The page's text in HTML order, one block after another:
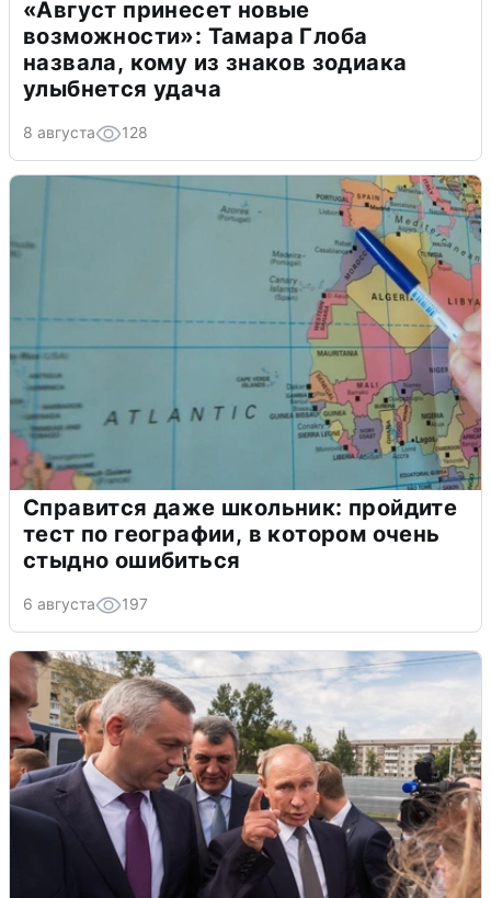
«Август принесет новые
возможности»: Тамара Глоба
назвала, кому из знаков зодиака
улыбнется удача
8 августа 128
Справится даже школьник: пройдите
тест по географии, в котором очень
стыдно ошибиться
6 августа 197